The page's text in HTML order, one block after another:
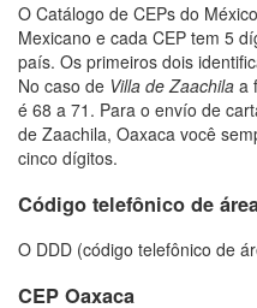
O Catálogo de CEPs do
Mexicano e cada CEP tem 5
país. Os primeiros dois
No caso de Villa de Zaachila a
é 68 a 71. Para o envío de
de Zaachila, Oaxaca você
cinco dígitos.
Código telefônico de
O DDD (código telefônico de
CEP Oaxaca